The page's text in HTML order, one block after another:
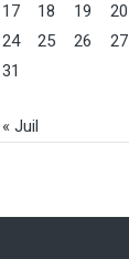
17
18 19 20
24
25 26 27
31
« Juil